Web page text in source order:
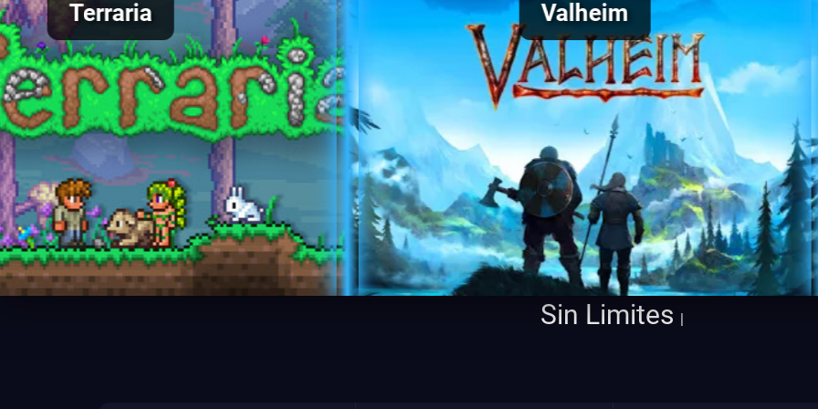
Valheim
Sin Limites de CPU Mods o